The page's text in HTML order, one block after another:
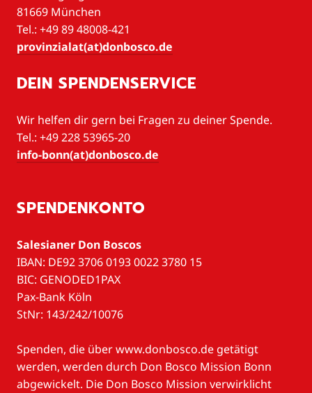
81669 München
Tel.: +49 89 48008-421
provinzialat(at)donbosco.de
DEIN SPENDENSERVICE
Wir helfen dir gern bei Fragen zu deiner Spende.
Tel.: +49 228 53965-20
info-bonn(at)donbosco.de
SPENDENKONTO
Salesianer Don Boscos
IBAN: DE92 3706 0193 0022 3780 15
BIC: GENODED1PAX
Pax-Bank Köln
StNr: 143/242/10076
Spenden, die über www.donbosco.de getätigt
werden, werden durch Don Bosco Mission Bonn
abgewickelt. Die Don Bosco Mission verwirklicht